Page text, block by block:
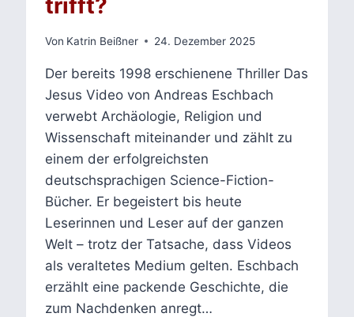
trifft?
Von Katrin Beißner 24. Dezember 2025
Der bereits 1998 erschienene Thriller Das
Jesus Video von Andreas Eschbach
verwebt Archäologie, Religion und
Wissenschaft miteinander und zählt zu
einem der erfolgreichsten
deutschsprachigen Science-Fiction-
Bücher. Er begeistert bis heute
Leserinnen und Leser auf der ganzen
Welt – trotz der Tatsache, dass Videos
als veraltetes Medium gelten. Eschbach
erzählt eine packende Geschichte, die
zum Nachdenken anregt…